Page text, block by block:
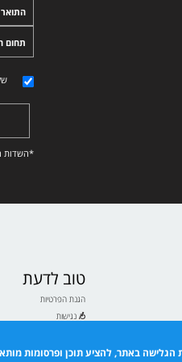
באתר, להציע תוכן ופרסומות
התואר
תחום
*השדות
לבעלי ולבעלות תואר
טוב לדעת
הגנת הפרטיות
נגישות